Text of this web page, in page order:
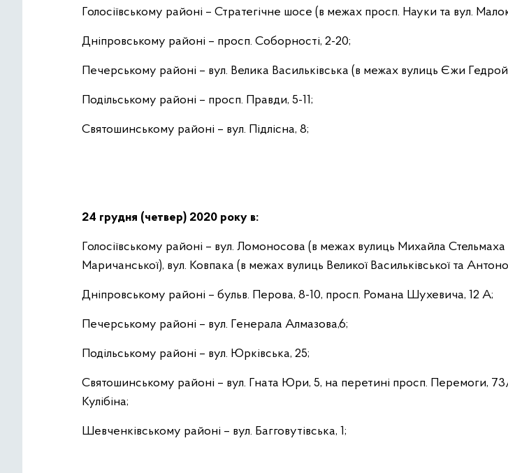
Голосіївському районі – Стратегічне шосе (в межах просп. Науки та вул.
Дніпровському районі – просп. Соборності, 2-20;
Печерському районі – вул. Велика Васильківська (в межах вулиць Єжи
Подільському районі – просп. Правди, 5-11;
Святошинському районі – вул. Підлісна, 8;
24 грудня (четвер) 2020 року в:
Голосіївському районі – вул. Ломоносова (в межах вулиць Михайла Стельмаха
Маричанської), вул. Ковпака (в межах вулиць Великої Васильківської та
Дніпровському районі – бульв. Перова, 8-10, просп. Романа Шухевича, 12 А;
Печерському районі – вул. Генерала Алмазова,6;
Подільському районі – вул. Юрківська, 25;
Святошинському районі – вул. Гната Юри, 5, на перетині просп. Перемоги, 73/
Кулібіна;
Шевченківському районі – вул. Багговутівська, 1;